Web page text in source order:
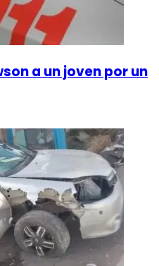
a un joven por un